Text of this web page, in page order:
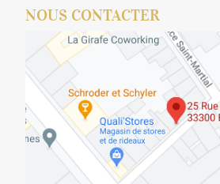
NOUS CONTACTER